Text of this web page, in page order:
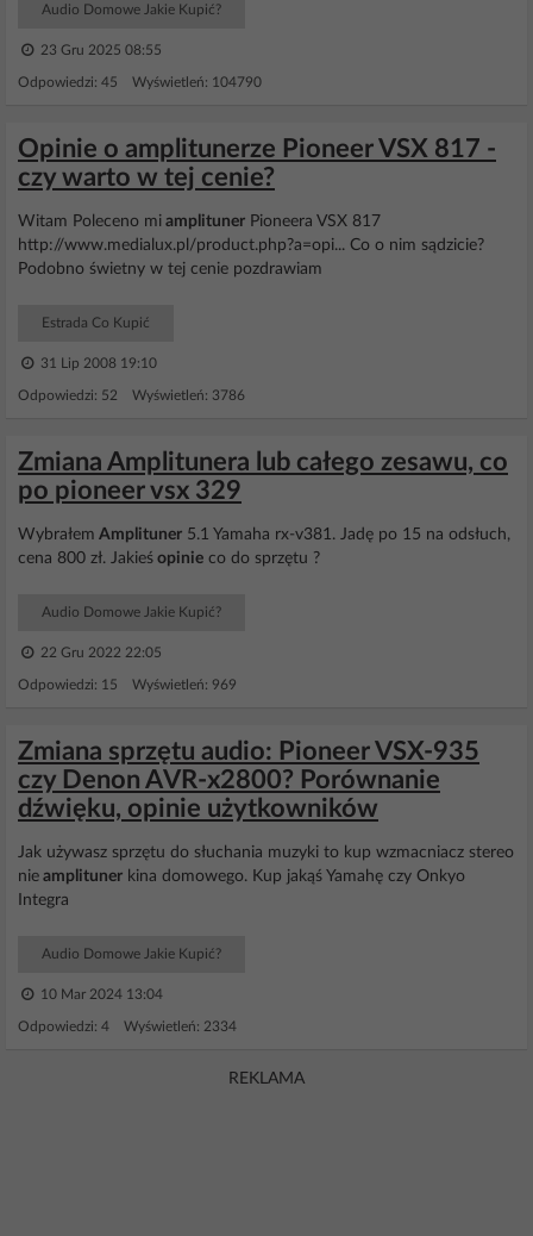
Audio Domowe Jakie Kupić?
23 Gru 2025 08:55
Odpowiedzi: 45 Wyświetleń: 104790
Opinie o amplitunerze Pioneer VSX 817 -
czy warto w tej cenie?
Witam Poleceno mi amplituner Pioneera VSX 817
http://www.medialux.pl/product.php?a=opi... Co o nim sądzicie?
Podobno świetny w tej cenie pozdrawiam
Estrada Co Kupić
31 Lip 2008 19:10
Odpowiedzi: 52 Wyświetleń: 3786
Zmiana Amplitunera lub całego zesawu, co
po pioneer vsx 329
Wybrałem Amplituner 5.1 Yamaha rx-v381. Jadę po 15 na odsłuch,
cena 800 zł. Jakieś opinie co do sprzętu ?
Audio Domowe Jakie Kupić?
22 Gru 2022 22:05
Odpowiedzi: 15 Wyświetleń: 969
Zmiana sprzętu audio: Pioneer VSX-935
czy Denon AVR-x2800? Porównanie
dźwięku, opinie użytkowników
Jak używasz sprzętu do słuchania muzyki to kup wzmacniacz stereo
nie amplituner kina domowego. Kup jakąś Yamahę czy Onkyo
Integra
Audio Domowe Jakie Kupić?
10 Mar 2024 13:04
Odpowiedzi: 4 Wyświetleń: 2334
REKLAMA